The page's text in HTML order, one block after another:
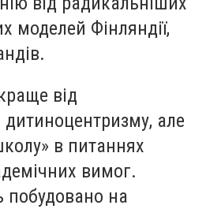
моделей Фінляндії,
від
але
в питаннях
вимог.
побудовано на